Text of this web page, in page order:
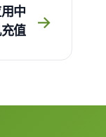
中
值
→